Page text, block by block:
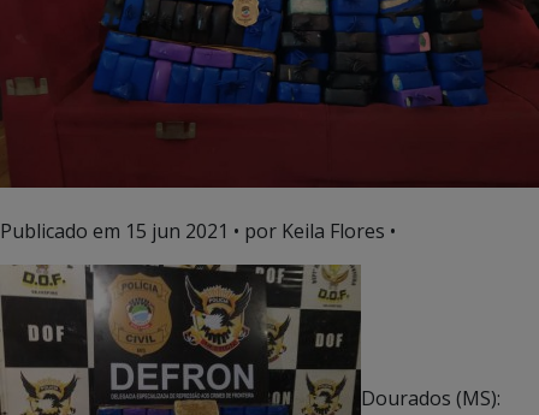
Publicado em 15 jun 2021 • por Keila Flores •
Dourados (MS):